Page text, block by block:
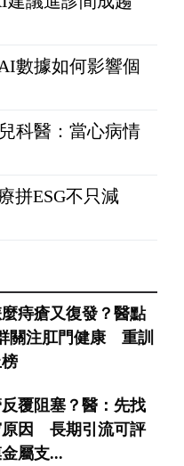
數據如何影響個
科醫：當心病情
拼ESG不只減
痔瘡又復發？醫點
關注肛門健康 重訓
覆阻塞？醫：先找
原因 長期引流可評
屬支...